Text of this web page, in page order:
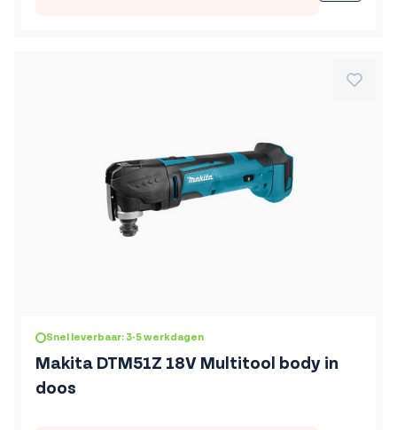
Snel leverbaar: 3-5 werkdagen
Makita DTM51Z 18V Multitool body in
doos